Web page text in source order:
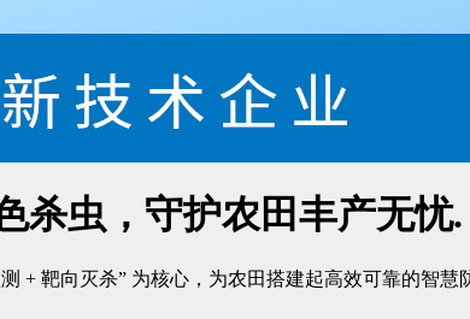
杀虫，守护农田丰产无忧.
+ 靶向灭杀” 为核心，为农田搭建起高效可靠的智慧